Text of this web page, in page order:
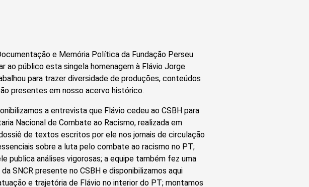
e Memória Política da Fundação Perseu
ao público esta singela homenagem à Flávio Jorge
para trazer diversidade de produções, conteúdos
presentes em nosso acervo histórico.
a entrevista que Flávio cedeu ao CSBH para
Nacional de Combate ao Racismo, realizada em
de textos escritos por ele nos jornais de circulação
sobre a luta pelo combate ao racismo no PT;
publica análises vigorosas; a equipe também fez uma
SNCR presente no CSBH e disponibilizamos aqui
e trajetória de Flávio no interior do PT; montamos